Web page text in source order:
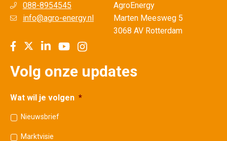
088-8954545
info@agro-energy.nl
AgroEnergy
Marten Meesweg 5
3068 AV Rotterdam
Volg onze updates
Wat wil je volgen *
Nieuwsbrief
Marktvisie